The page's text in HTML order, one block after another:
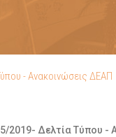
- Ανακοινώσεις ΔΕΑΠ
2019- Δελτία Τύπου -